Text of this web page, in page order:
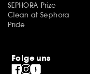
SEPHORA Prize
Clean at Sephora
Pride
Folge uns